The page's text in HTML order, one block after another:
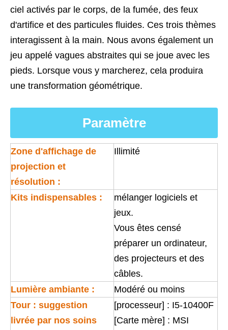
ciel activés par le corps, de la fumée, des feux
d'artifice et des particules fluides. Ces trois thèmes
interagissent à la main. Nous avons également un
jeu appelé vagues abstraites qui se joue avec les
pieds. Lorsque vous y marcherez, cela produira
une transformation géométrique.
Paramètre
Zone d'affichage de
projection et
résolution :
Illimité
Kits indispensables :
mélanger logiciels et
jeux.
Vous êtes censé
préparer un ordinateur,
des projecteurs et des
câbles.
Lumière ambiante :
Modéré ou moins
Tour : suggestion
livrée par nos soins
[processeur] : I5-10400F
[Carte mère] : MSI